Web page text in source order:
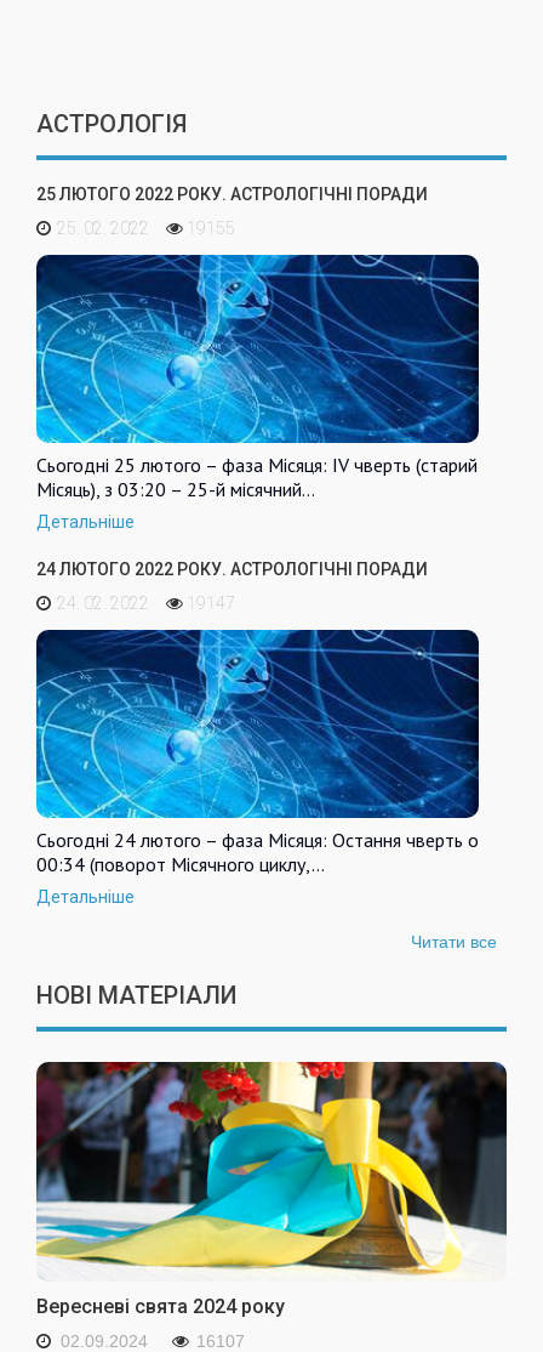
АСТРОЛОГІЯ
25 ЛЮТОГО 2022 РОКУ. АСТРОЛОГІЧНІ ПОРАДИ
25. 02. 2022
19155
Сьогодні 25 лютого – фаза Місяця: IV чверть (старий
Місяць), з 03:20 – 25-й місячний…
Детальніше
24 ЛЮТОГО 2022 РОКУ. АСТРОЛОГІЧНІ ПОРАДИ
24. 02. 2022
19147
Сьогодні 24 лютого – фаза Місяця: Остання чверть о
00:34 (поворот Місячного циклу,…
Детальніше
Читати все
НОВІ МАТЕРІАЛИ
Вересневі свята 2024 року
02.09.2024 16107